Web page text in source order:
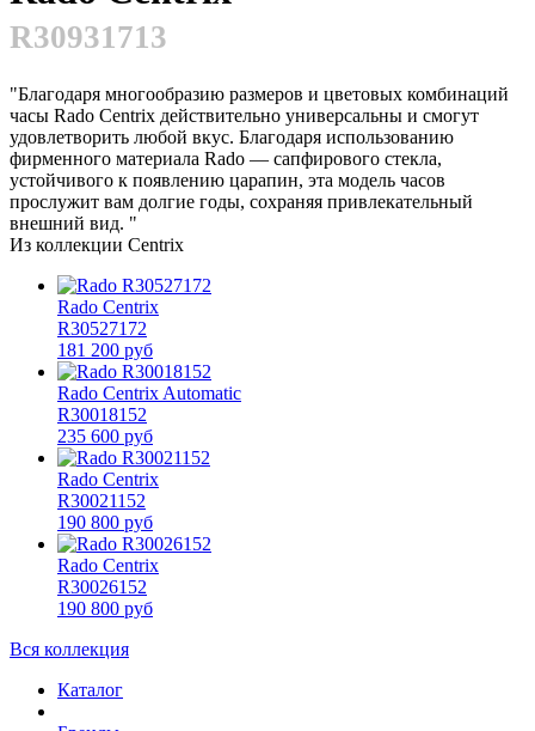
R30931713
"Благодаря многообразию размеров и цветовых комбинаций
часы Rado Centrix действительно универсальны и смогут
удовлетворить любой вкус. Благодаря использованию
фирменного материала Rado — сапфирового стекла,
устойчивого к появлению царапин, эта модель часов
прослужит вам долгие годы, сохраняя привлекательный
внешний вид. "
Из коллекции Centrix
Rado Centrix
R30527172
181 200 руб
Rado Centrix Automatic
R30018152
235 600 руб
Rado Centrix
R30021152
190 800 руб
Rado Centrix
R30026152
190 800 руб
Вся коллекция
Каталог